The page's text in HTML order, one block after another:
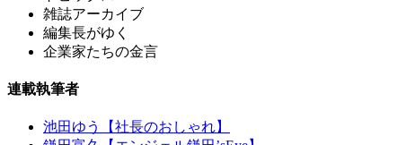
雑誌アーカイブ
編集長がゆく
企業家たちの金言
連載執筆者
池田ゆう【社長のおしゃれ】